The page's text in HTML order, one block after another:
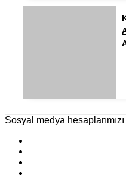
Sosyal medya